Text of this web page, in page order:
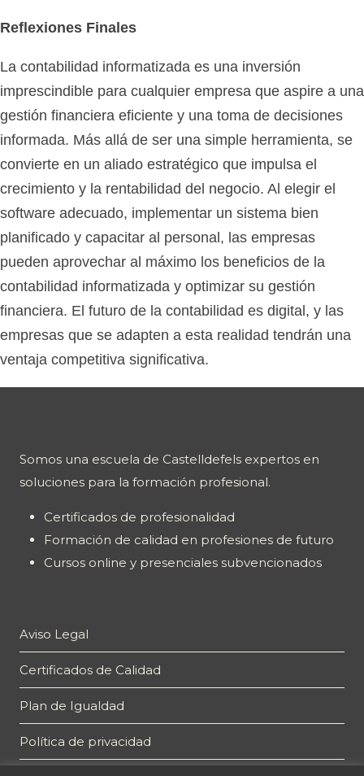
Reflexiones Finales
La contabilidad informatizada es una inversión
imprescindible para cualquier empresa que aspire a una
gestión financiera eficiente y una toma de decisiones
informada. Más allá de ser una simple herramienta, se
convierte en un aliado estratégico que impulsa el
crecimiento y la rentabilidad del negocio. Al elegir el
software adecuado, implementar un sistema bien
planificado y capacitar al personal, las empresas
pueden aprovechar al máximo los beneficios de la
contabilidad informatizada y optimizar su gestión
financiera. El futuro de la contabilidad es digital, y las
empresas que se adapten a esta realidad tendrán una
ventaja competitiva significativa.
Somos una escuela de Castelldefels expertos en
soluciones para la formación profesional.
Certificados de profesionalidad
Formación de calidad en profesiones de futuro
Cursos online y presenciales subvencionados
Aviso Legal
Certificados de Calidad
Plan de Igualdad
Política de privacidad